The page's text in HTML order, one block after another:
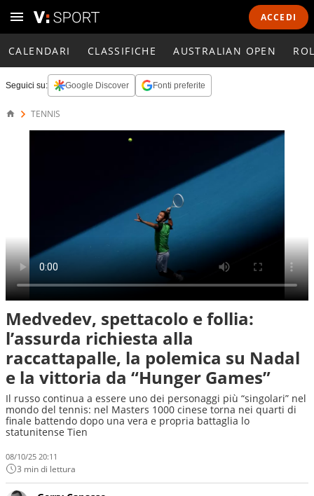
ACCEDI
CALENDARI CLASSIFICHE AUSTRALIAN OPEN
Seguici su: Google Discover Fonti preferite
TENNIS
Medvedev, spettacolo e follia:
l’assurda richiesta alla
raccattapalle, la polemica su Nadal
e la vittoria da “Hunger Games”
Il russo continua a essere uno dei personaggi più “singolari” nel
mondo del tennis: nel Masters 1000 cinese torna nei quarti di
finale battendo dopo una vera e propria battaglia lo
statunitense Tien
08/10/25 20:11
3 min di lettura